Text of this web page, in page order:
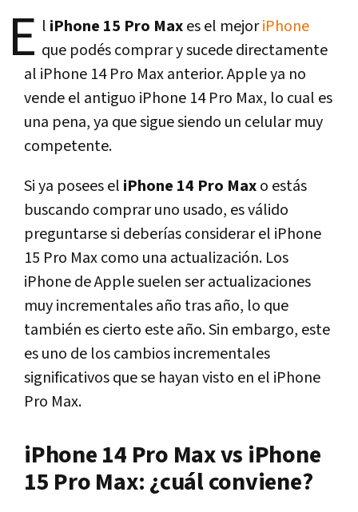
E l iPhone 15 Pro Maxes el mejoriPhone
que podés comprar y sucede directamente
al iPhone 14 Pro Max anterior. Apple ya no
vende el antiguo iPhone 14 Pro Max, lo cual es
una pena, ya que sigue siendo un celular muy
competente.
Si ya posees el iPhone 14 Pro Maxo estás
buscando comprar uno usado, es válido
preguntarse si deberías considerar el iPhone
15 Pro Max como una actualización. Los
iPhone de Apple suelen ser actualizaciones
muy incrementales año tras año, lo que
también es cierto este año. Sin embargo, este
es uno de los cambios incrementales
significativos que se hayan visto en el iPhone
Pro Max.
iPhone 14 Pro Max vs iPhone
15 Pro Max: ¿cuál conviene?